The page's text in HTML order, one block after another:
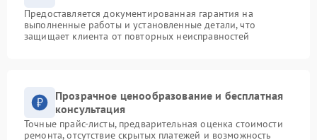
Предоставляется документированная гарантия на
выполненные работы и установленные детали, что
защищает клиента от повторных неисправностей
Прозрачное ценообразование и бесплатная
консультация
Точные прайс-листы, предварительная оценка стоимости
ремонта, отсутствие скрытых платежей и возможность